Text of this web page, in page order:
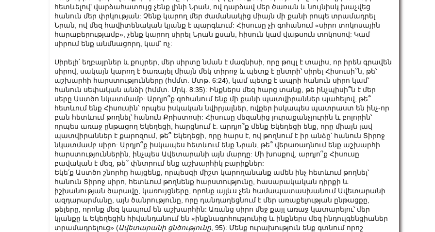
հետևելով՝ վարձահատույց չենք լինի Նրան, ով դարձավ մեր ծառան և նույնիսկ խաչվեց
հանուն մեր փրկության: Չենք կարող մեր ժամանակից միայն մի քանի րոպե տրամադրել
Նրան, ով մեզ հավիտենական կյանք է պարգևում: Հիսուսը չի գոհանում «սիրո տոկոսային
հարաբերությամբ», չենք կարող սիրել Նրան քսան, հիսուն կամ վաթսուն տոկոսով: Կամ
սիրում ենք անմնացորդ, կամ՝ ոչ:
Սիրելի՛ եղբայրներ և քույրեր, մեր սիրտը նման է մագնիսի, որը թույլ է տալիս, որ իրեն գրավեն
սիրով, սակայն կարող է ծառայել միայն մեկ տիրոջ և պետք է ընտրի՝ սիրել Հիսուսի՞ն, թե՝
աշխարհի հարստությունները (հմմտ. Մտթ. 6:24), կամ պետք է ապրի հանուն սիրո կամ՝
հանուն սեփական անձի (հմմտ. Մրկ. 8:35): Ինքներս մեզ հարց տանք, թե ինչպիսի՞ն է մեր
սերը Աստծո նկատմամբ: Արդյո՞ք գոհանում ենք մի քանի պատվիրաններ պահելով, թե՞
հետևում ենք Հիսուսին՝ որպես իսկական նվիրյալներ, ովքեր իսկապես պատրաստ են ինչ-որ
բան հետևում թողնել՝ հանուն Քրիստոսի: Հիսուսը մեզանից յուրաքանչյուրին և բոլորին՝
որպես առաջ ընթացող Եկեղեցի, հարցնում է. արդյո՞ք մենք Եկեղեցի ենք, որը միայն լավ
պատվիրաններ է քարոզում, թե՞ Եկեղեցի, որը հարս է, ով թողնում է իր անձը՝ հանուն Տիրոջ
նկատմամբ սիրո: Արդյո՞ք իսկապես հետևում ենք Նրան, թե՞ վերառադնում ենք աշխարհի
հարստություններին, ինչպես Ավետարանի այն մարդը: Մի խոսքով, արդյո՞ք Հիսուսը
բավական է մեզ, թե՞ փնտրում ենք աշխարհիկ բարիքներ:
Եկե՛ք Աստծո շնորհը հայցենք, որպեսզի միշտ կարողանանք ամեն ինչ հետևում թողնել՝
հանուն Տիրոջ սիրո, հետևում թողնենք հարստությունը, հասարակական դիրքի և
իշխանության ծարավը, կառույցները, որոնք այլևս չեն համապատասխանում Ավետարանի
ազդարարմանը, այն ծանրությունը, որը դանդաղեցնում է մեր առաքելության ընթացքը,
թելերը, որոնք մեզ կապում են աշխարհին: Առանց սիրո մեջ քայլ առաջ կատարելու՝ մեր
կյանքը և Եկեղեցին հիվանդանում են «ինքնագոհությունից և ինքներս մեզ ինդուլգենցիաներ
տրամադրելուց» (Ավետարանի ցնծությունը , 95): Մենք ուրախություն ենք գտնում որոշ